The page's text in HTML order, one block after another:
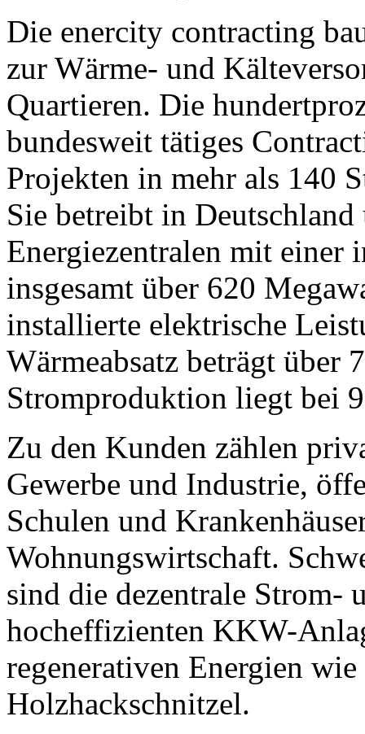
Die enercity contracting
zur Wärme- und
Quartieren. Die
bundesweit tätiges
Projekten in mehr als 140
Sie betreibt in
Energiezentralen mit einer
insgesamt über 620
installierte elektrische
Wärmeabsatz beträgt
Stromproduktion liegt bei
Zu den Kunden zählen
Gewerbe und Industrie,
Schulen und
Wohnungswirtschaft.
sind die dezentrale Strom-
hocheffizienten KKW-
regenerativen Energien
Holzhackschnitzel.